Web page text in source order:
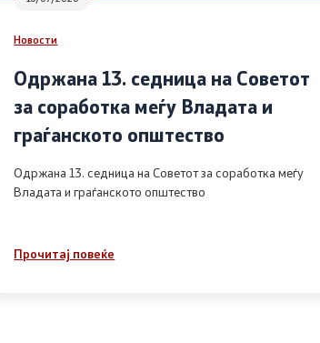
Новости
Одржана 13. седница на Советот
за соработка меѓу Владата и
граѓанското општество
Одржана 13. седница на Советот за соработка меѓу
Владата и граѓанското општество
Прочитај повеќе